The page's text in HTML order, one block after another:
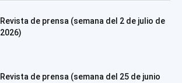
Revista de prensa (semana del 2 de julio de
2026)
Revista de prensa (semana del 25 de junio